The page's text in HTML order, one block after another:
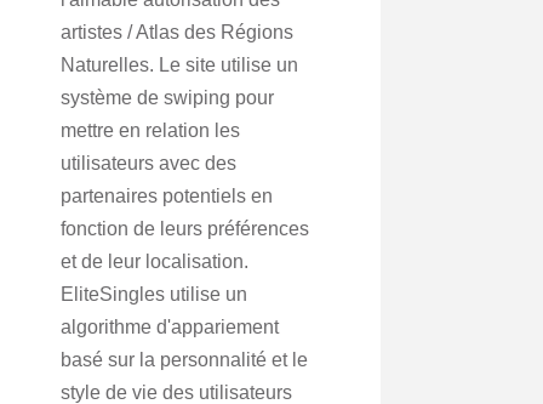
artistes / Atlas des Régions
Naturelles. Le site utilise un
système de swiping pour
mettre en relation les
utilisateurs avec des
partenaires potentiels en
fonction de leurs préférences
et de leur localisation.
EliteSingles utilise un
algorithme d'appariement
basé sur la personnalité et le
style de vie des utilisateurs